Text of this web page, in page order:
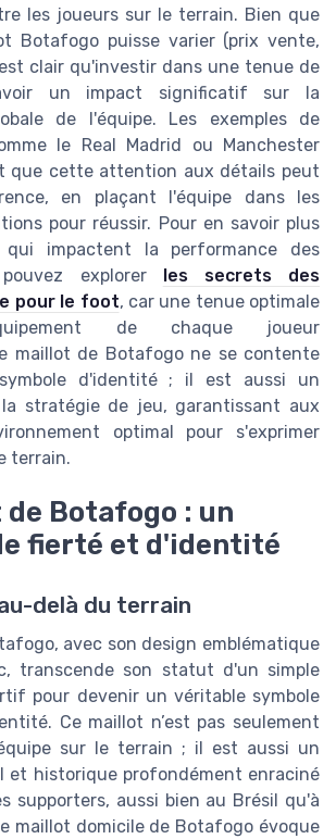
les joueurs sur le terrain. Bien que
Botafogo puisse varier (prix vente,
clair qu'investir dans une tenue de
un impact significatif sur la
de l'équipe. Les exemples de
le Real Madrid ou Manchester
que cette attention aux détails peut
en plaçant l'équipe dans les
pour réussir. Pour en savoir plus
impactent la performance des
explorer les secrets des
pour le foot, car une tenue optimale
de chaque joueur
maillot de Botafogo ne se contente
d'identité ; il est aussi un
stratégie de jeu, garantissant aux
optimal pour s'exprimer
terrain.
Botafogo : un
fierté et d'identité
delà du terrain
avec son design emblématique
transcende son statut d'un simple
pour devenir un véritable symbole
Ce maillot n’est pas seulement
sur le terrain ; il est aussi un
et historique profondément enraciné
supporters, aussi bien au Brésil qu'à
maillot domicile de Botafogo évoque